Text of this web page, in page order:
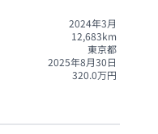
2024年3月
12,683km
東京都
2025年8月30日
320.0万円